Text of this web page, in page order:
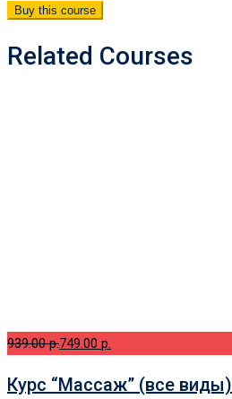
Buy this course
Related Courses
939.00 p.749.00 p.
Курс “Массаж” (все виды)